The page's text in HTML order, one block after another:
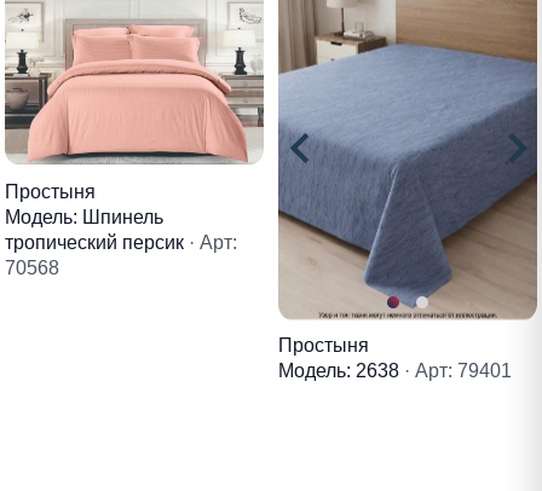
Простыня
Модель: Шпинель
тропический персик · Арт:
70568
Простыня
Модель: 2638 · Арт: 79401